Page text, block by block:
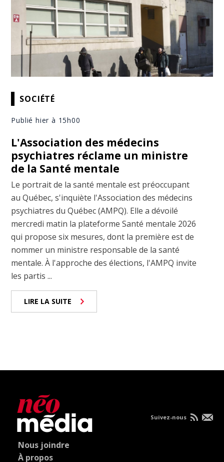
SOCIÉTÉ
Publié hier à 15h00
L'Association des médecins
psychiatres réclame un ministre
de la Santé mentale
Le portrait de la santé mentale est préoccupant
au Québec, s'inquiète l'Association des médecins
psychiatres du Québec (AMPQ). Elle a dévoilé
mercredi matin la plateforme Santé mentale 2026
qui propose six mesures, dont la première est de
nommer un ministre responsable de la santé
mentale. À l'approche des élections, l'AMPQ invite
les partis ...
LIRE LA SUITE
Nous joindre
À propos
Suivez-nous